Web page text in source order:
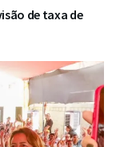
de taxa de